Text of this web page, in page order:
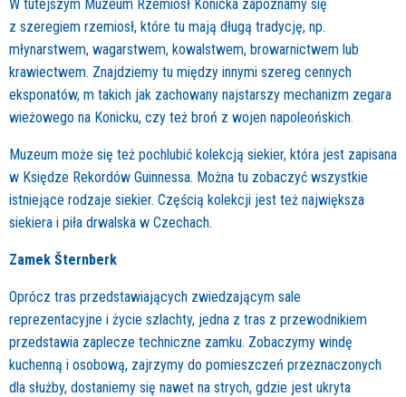
W tutejszym Muzeum Rzemiosł Konicka zapoznamy się
z szeregiem rzemiosł, które tu mają długą tradycję, np.
młynarstwem, wagarstwem, kowalstwem, browarnictwem lub
krawiectwem. Znajdziemy tu między innymi szereg cennych
eksponatów, m takich jak zachowany najstarszy mechanizm zegara
wieżowego na Konicku, czy też broń z wojen napoleońskich.
Muzeum może się też pochlubić kolekcją siekier, która jest zapisana
w Księdze Rekordów Guinnessa. Można tu zobaczyć wszystkie
istniejące rodzaje siekier. Częścią kolekcji jest też największa
siekiera i piła drwalska w Czechach.
Zamek Šternberk
Oprócz tras przedstawiających zwiedzającym sale
reprezentacyjne i życie szlachty, jedna z tras z przewodnikiem
przedstawia zaplecze techniczne zamku. Zobaczymy windę
kuchenną i osobową, zajrzymy do pomieszczeń przeznaczonych
dla służby, dostaniemy się nawet na strych, gdzie jest ukryta